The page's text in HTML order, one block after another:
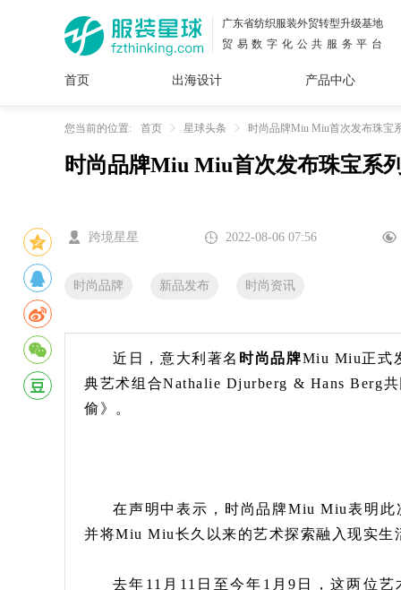
广东省纺织服装外贸转型升级基地
贸易数字化公共服务平台
首页 出海设计
面料
花型
插画
图案
服装
设计
产品中心
女装
内衣
男装
运动
服
童装
牛仔
服装
您当前的位置: 首页 星球头条 时尚品牌Miu Miu首次发布珠宝
时尚品牌Miu Miu首次发布珠宝系
跨境星星 2022-08-06 07:56
时尚品牌 新品发布 时尚资讯
近日，意大利著名 时尚品牌Miu Miu正式
典艺术组合Nathalie Djurberg & Hans Berg
偷》。
在声明中表示，时尚品牌Miu Miu表明
并将Miu Miu长久以来的艺术探索融入现实生
去年11月11日至今年1月9日，这两位